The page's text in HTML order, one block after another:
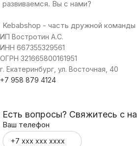
развиваемся. Вы с нами?
Kebabshop - часть дружной команды
ИП Востротин А.С.
ИНН 667355329561
ОГРН 321665800161951
г. Екатеринбург, ул. Восточная, 40
+7 958 879 4124
Есть вопросы? Свяжитесь с
Ваш телефон